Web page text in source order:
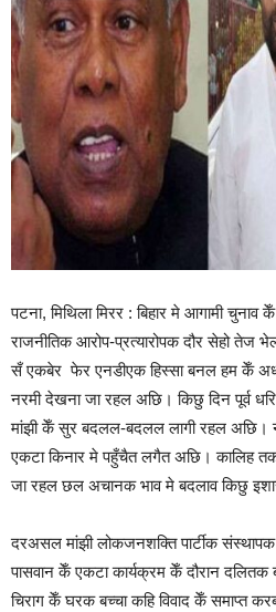
पटना, मिथिला मिरर : बिहार मे आगामी चुनाव
राजनीतिक आरोप-प्रत्यारोपक दौर सेहो तेज
सँ एकबेर फेर एनडीएक हिस्सा बनल हम केँ
नरमी देखना जा रहल अछि। किछु दिन पूर्व
मांझी केँ सुर बदलल-बदलल लागी रहल अछि।
एकटा किनार मे पहुँचैत लगैत अछि। कालिह
जा रहल छल अचानक भाव मे बदलाव किछु
दरअसल मांझी लोकजनशक्ति पार्टीक
पासवान केँ एकटा कार्यक्रम केँ दौरान
चिराग केँ घरक बच्चा कहि विवाद केँ समाप्त